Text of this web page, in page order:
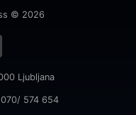
© 2026
Ljubljana
574 654